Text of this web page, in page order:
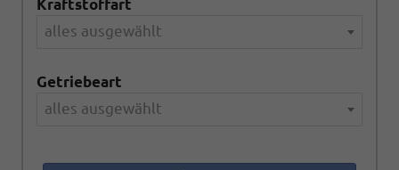
Kraftstoffart
alles ausgewählt
Getriebeart
alles ausgewählt